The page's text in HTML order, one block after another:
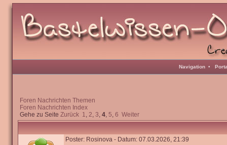
Navigation •
Foren Nachrichten Themen
Foren Nachrichten Index
Gehe zu Seite Zurück 1, 2, 3, 4, 5, 6 Weiter
Poster: Rosinova - Datum: 07.03.2026, 21:39